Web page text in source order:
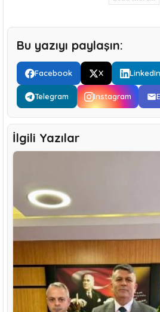
Bu yazıyı paylaşın:
Facebook X LinkedIn
Telegram Instagram
İlgili Yazılar